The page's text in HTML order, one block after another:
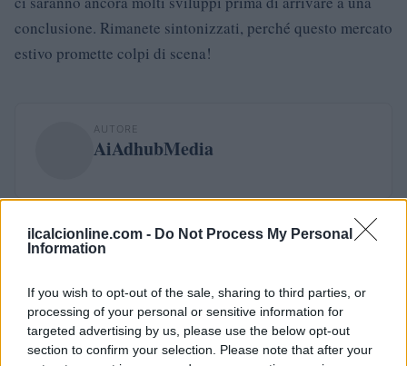
ilcalcionline.com - Do Not Process My Personal
Information
If you wish to opt-out of the sale, sharing to third parties, or
processing of your personal or sensitive information for
targeted advertising by us, please use the below opt-out
section to confirm your selection. Please note that after your
conclusione. Rimanete sintonizzati, perché questo mercato
estivo promette colpi di scena!
AUTORE
AiAdhubMedia